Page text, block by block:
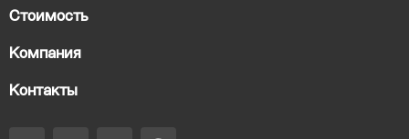
Стоимость
Компания
Контакты